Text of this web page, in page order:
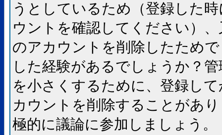
うとしているため（登録した
ウントを確認してください）
のアカウントを削除したため
した経験があるでしょうか？
を小さくするために、登録し
カウントを削除することがあ
極的に議論に参加しましょう。